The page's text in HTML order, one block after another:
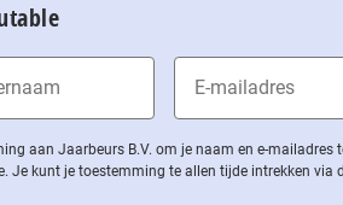
aan Jaarbeurs B.V. om je naam en e-mailadres
Je kunt je toestemming te allen tijde intrekken via